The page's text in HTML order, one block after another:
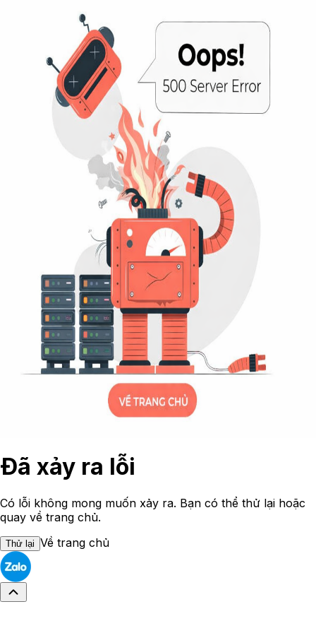
Đã xảy ra lỗi
Có lỗi không mong muốn xảy ra. Bạn có thể thử lại hoặc
quay về trang chủ.
Thử lại Về trang chủ